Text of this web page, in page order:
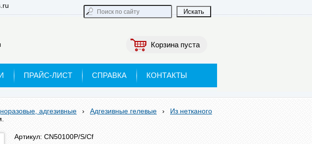
Корзина пуста
ПРАЙС-ЛИСТ СПРАВКА КОНТАКТЫ
адгезивные › Адгезивные гелевые ›
Из нетканого
Артикул: CN50100P/S/Cf